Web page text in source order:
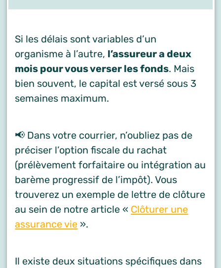
Si les délais sont variables d’un
organisme à l’autre, l’assureur a deux
mois pour vous verser les fonds. Mais
bien souvent, le capital est versé sous 3
semaines maximum.
📢 Dans votre courrier, n’oubliez pas de
préciser l’option fiscale du rachat
(prélèvement forfaitaire ou intégration au
barème progressif de l’impôt). Vous
trouverez un exemple de lettre de clôture
au sein de notre article « Clôturer une
assurance vie ».
Il existe deux situations spécifiques dans